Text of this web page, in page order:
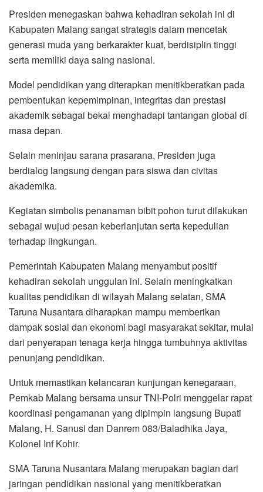
Presiden menegaskan bahwa kehadiran sekolah ini di
Kabupaten Malang sangat strategis dalam mencetak
generasi muda yang berkarakter kuat, berdisiplin tinggi
serta memiliki daya saing nasional.
Model pendidikan yang diterapkan menitikberatkan pada
pembentukan kepemimpinan, integritas dan prestasi
akademik sebagai bekal menghadapi tantangan global di
masa depan.
Selain meninjau sarana prasarana, Presiden juga
berdialog langsung dengan para siswa dan civitas
akademika.
Kegiatan simbolis penanaman bibit pohon turut dilakukan
sebagai wujud pesan keberlanjutan serta kepedulian
terhadap lingkungan.
Pemerintah Kabupaten Malang menyambut positif
kehadiran sekolah unggulan ini. Selain meningkatkan
kualitas pendidikan di wilayah Malang selatan, SMA
Taruna Nusantara diharapkan mampu memberikan
dampak sosial dan ekonomi bagi masyarakat sekitar, mulai
dari penyerapan tenaga kerja hingga tumbuhnya aktivitas
penunjang pendidikan.
Untuk memastikan kelancaran kunjungan kenegaraan,
Pemkab Malang bersama unsur TNI-Polri menggelar rapat
koordinasi pengamanan yang dipimpin langsung Bupati
Malang, H. Sanusi dan Danrem 083/Baladhika Jaya,
Kolonel Inf Kohir.
SMA Taruna Nusantara Malang merupakan bagian dari
jaringan pendidikan nasional yang menitikberatkan